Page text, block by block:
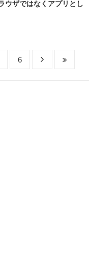
ウザではなくアプリとし
6